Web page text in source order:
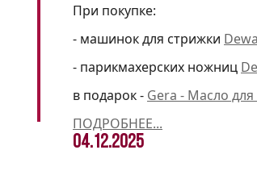
При покупке:
- машинок для стрижки
- парикмахерских ножниц
в подарок - Gera - Масло
ПОДРОБНЕЕ...
04.12.2025